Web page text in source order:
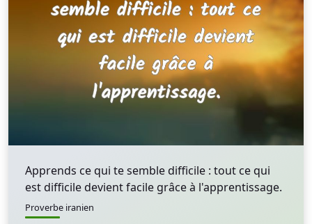
Apprends ce qui te semble difficile : tout ce qui
est difficile devient facile grâce à l'apprentissage.
Proverbe iranien